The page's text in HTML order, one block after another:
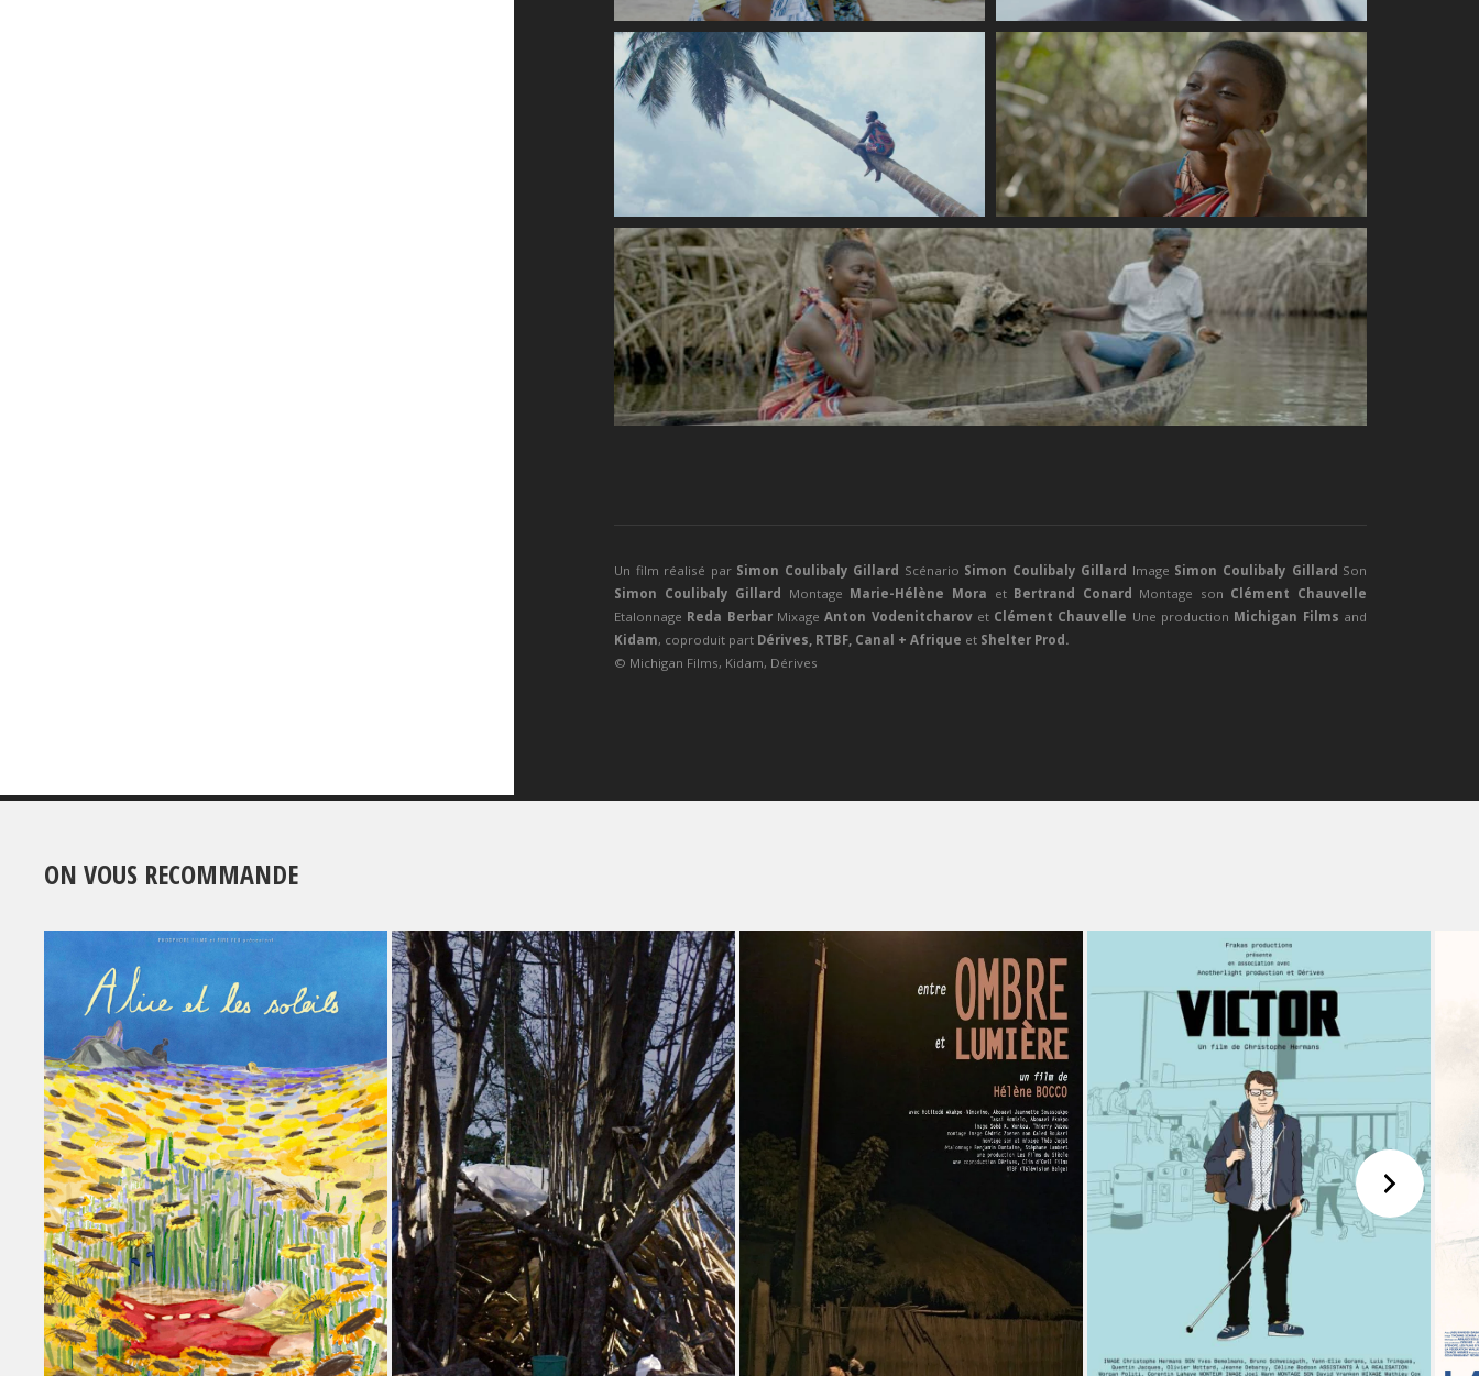
Un film réalisé par Simon Coulibaly Gillard Scénario Simon Coulibaly Gillard Image Simon Coulibaly Gillard Son
Simon Coulibaly Gillard
Montage Marie-Hélène Mora et Bertrand Conard Montage son Clément Chauvelle
Etalonnage Reda BerbarMixageAnton Vodenitcharovet Clément Chauvelle Une production Michigan Films and
Kidam, coproduit part Dérives, RTBF, Canal + Afrique et Shelter Prod.
© Michigan Films, Kidam, Dérives
ON VOUS RECOMMANDE